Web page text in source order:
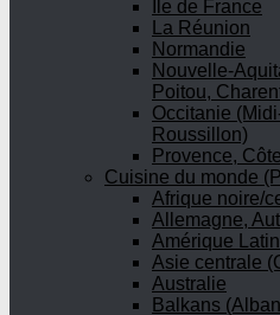
Ile de France
La Réunion
Normandie
Nouvelle-
Poitou,
Occitanie
Roussillon)
Provence,
Cuisine du monde
Afrique noire/
Allemagne,
Amérique
Asie centrale
Australie
Balkans